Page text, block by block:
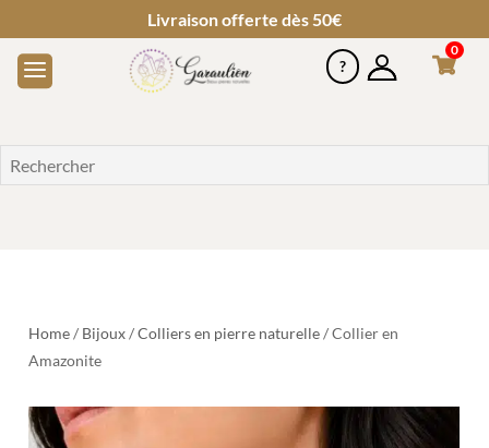
Livraison offerte dès 50€
0
Home/ Bijoux/Colliers en pierre naturelle/ Collier en
Amazonite